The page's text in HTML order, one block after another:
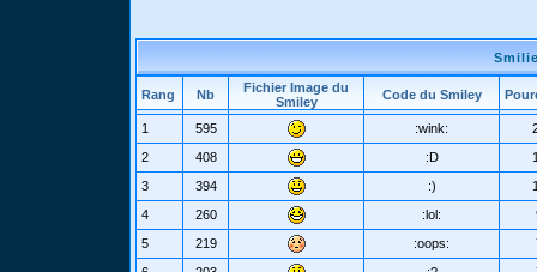
Rang Nb
Fichier Image du
Smiley
Code du Smiley
1 595 :wink:
2
408 :D
3
394 :)
4
260 :lol:
5
219 :oops: